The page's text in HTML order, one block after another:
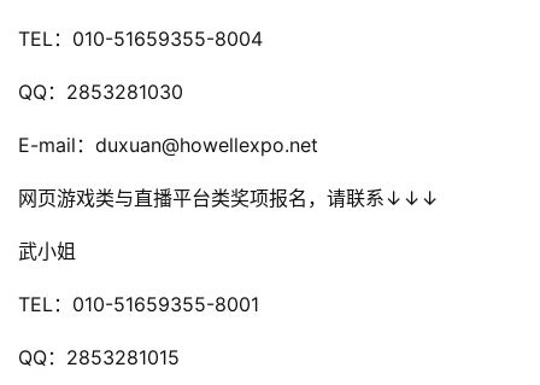
手
游
单
机
游
闲
TEL：010-51659355-8004
QQ：2853281030
E-mail：duxuan@howellexpo.net
网页游戏类与直播平台类奖项报名，请联系↓↓↓
武小姐
TEL：010-51659355-8001
QQ：2853281015